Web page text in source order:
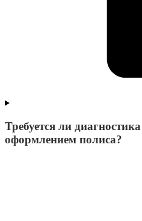
Требуется ли
оформлением полиса?